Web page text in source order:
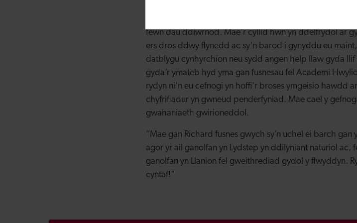
fewn dau ddiwrnod. Mae'r cyllid hwn yn ddelfrydol ar
ers dros ddwy flynedd ac sy'n barod i gynyddu eu
datblygu cynhyrchion neu sydd angen help llaw gyda
gyda’r ymateb hyd yma gan fusnesau fel Academi
rydyn ni'n eu cefnogi yn hoffi'r broses ymgeisio hawdd
chyfrifiadur yn gwneud penderfyniad. Mae cael y
gwahaniaeth gwirioneddol.
“Mae gan Richard fusnes gwych sy’n uchel ei barch
agor yr ail ganolfan yn Lydstep yn ddilyniant naturiol
ganolfan yn Llanion fel gweithrediad gydol y flwyddyn.
cyntaf!”